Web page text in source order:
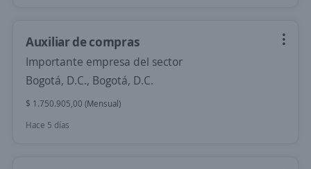
Auxiliar de compras
Importante empresa del sector
Bogotá, D.C., Bogotá, D.C.
$ 1.750.905,00 (Mensual)
Hace 5 días